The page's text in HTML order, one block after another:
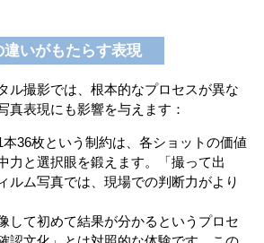
いがもたらす表現
ル撮影では、根本的なプロセスが異な
真表現にも影響を与えます：
本36枚という制約は、各ショットの価値
力と選択眼を鍛えます。「撮って出
ルム写真では、現場での判断力がより
して初めて結果が分かるというプロセ